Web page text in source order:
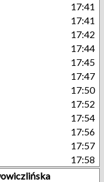
17:41
17:41
17:42
17:44
17:45
17:47
17:50
17:52
17:54
17:56
17:57
17:58